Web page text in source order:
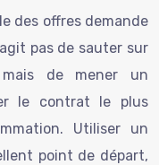
des offres demande
pas de sauter sur
de mener un
le contrat le plus
Utiliser un
point de départ,